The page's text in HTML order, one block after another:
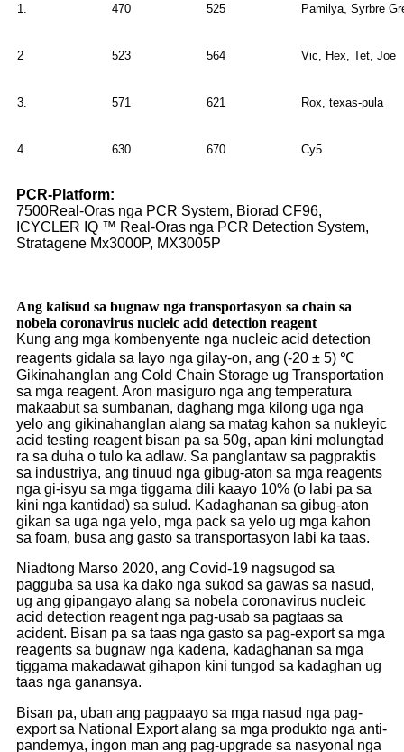
1. 470 525 Pamilya, Syrbre
2 523 564 Vic, Hex, Tet, Joe
3. 571 621 Rox, texas-pula
4 630 670 Cy5
PCR-Platform:
7500Real-Oras nga PCR System, Biorad CF96,
ICYCLER IQ ™ Real-Oras nga PCR Detection System,
Stratagene Mx3000P, MX3005P
Ang kalisud sa bugnaw nga transportasyon sa chain sa
nobela coronavirus nucleic acid detection reagent
Kung ang mga kombenyente nga nucleic acid detection
reagents gidala sa layo nga gilay-on, ang (-20 ± 5) ℃
Gikinahanglan ang Cold Chain Storage ug Transportation
sa mga reagent. Aron masiguro nga ang temperatura
makaabut sa sumbanan, daghang mga kilong uga nga
yelo ang gikinahanglan alang sa matag kahon sa nukleyic
acid testing reagent bisan pa sa 50g, apan kini molungtad
ra sa duha o tulo ka adlaw. Sa panglantaw sa pagpraktis
sa industriya, ang tinuud nga gibug-aton sa mga reagents
nga gi-isyu sa mga tiggama dili kaayo 10% (o labi pa sa
kini nga kantidad) sa sulud. Kadaghanan sa gibug-aton
gikan sa uga nga yelo, mga pack sa yelo ug mga kahon
sa foam, busa ang gasto sa transportasyon labi ka taas.
Niadtong Marso 2020, ang Covid-19 nagsugod sa
pagguba sa usa ka dako nga sukod sa gawas sa nasud,
ug ang gipangayo alang sa nobela coronavirus nucleic
acid detection reagent nga pag-usab sa pagtaas sa
acident. Bisan pa sa taas nga gasto sa pag-export sa mga
reagents sa bugnaw nga kadena, kadaghanan sa mga
tiggama makadawat gihapon kini tungod sa kadaghan ug
taas nga ganansya.
Bisan pa, uban ang pagpaayo sa mga nasud nga pag-
export sa National Export alang sa mga produkto nga anti-
pandemya, ingon man ang pag-upgrade sa nasyonal nga